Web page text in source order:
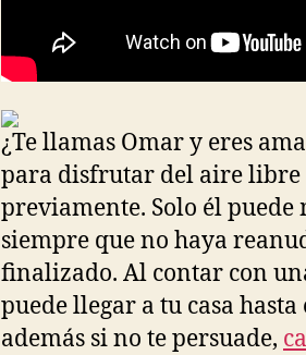
¿Te llamas Omar y eres
para disfrutar del aire libre
previamente. Solo él
siempre que no haya
finalizado. Al contar con
puede llegar a tu casa
además si no te persuade,